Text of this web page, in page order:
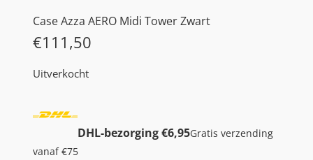
Case Azza AERO Midi Tower Zwart
€111,50
Uitverkocht
DHL-bezorging €6,95Gratis verzending
vanaf €75